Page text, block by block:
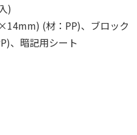
)
(材：PP)、ブロック
、暗記用シート